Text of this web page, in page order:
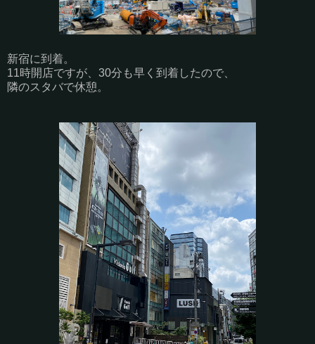
新宿に到着。
11時開店ですが、30分も早く到着したので、
隣のスタバで休憩。